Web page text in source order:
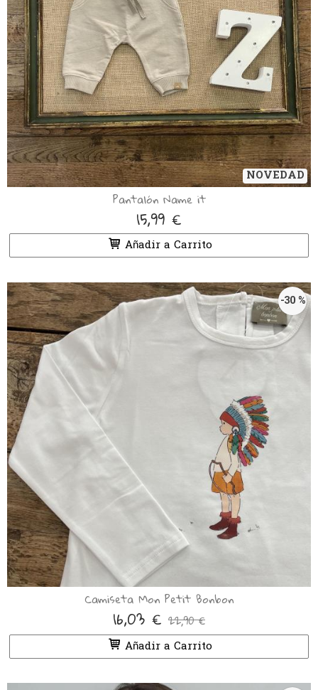
NOVEDAD
Pantalón Name it
15,99 €
Añadir a Carrito
-30 %
Camiseta Mon Petit Bonbon
16,03 € 22,90 €
Añadir a Carrito